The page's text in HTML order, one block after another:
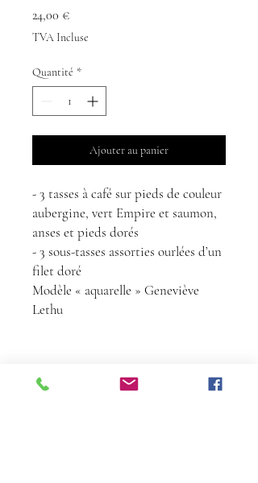
24,00 €Prix
TVA Incluse
Quantité *
Ajouter au panier
- 3 tasses à café sur pieds de couleur
aubergine, vert Empire et saumon,
anses et pieds dorés
- 3 sous-tasses assorties ourlées d’un
filet doré
Modèle « aquarelle » Geneviève
Lethu